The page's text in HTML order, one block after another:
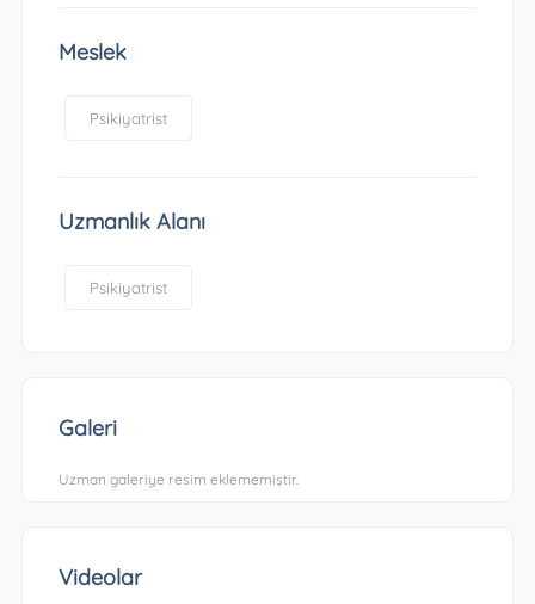
Meslek
Psikiyatrist
Uzmanlık Alanı
Psikiyatrist
Galeri
Uzman galeriye resim eklememiştir.
Videolar